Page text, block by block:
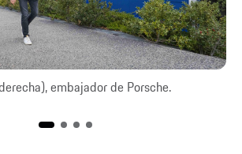
embajador de Porsche.